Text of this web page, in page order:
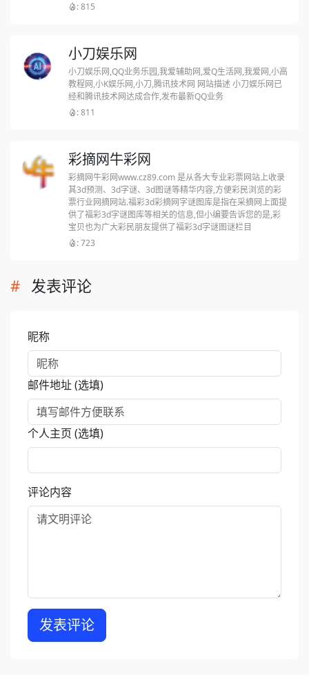
: 815
小刀娱乐网
小刀娱乐网,QQ业务乐园,我爱辅助网,爱Q生活网,我爱网,小高
教程网,小K娱乐网,小刀,腾讯技术网 网站描述 小刀娱乐网已
经和腾讯技术网达成合作,发布最新QQ业务
: 811
彩摘网牛彩网
彩摘网牛彩网www.cz89.com 是从各大专业彩票网站上收录
其3d预测、3d字谜、3d图谜等精华内容,方便彩民浏览的彩
票行业网摘网站.福彩3d彩摘网字谜图库是指在采摘网上面提
供了福彩3d字谜图库等相关的信息,但小编要告诉您的是,彩
宝贝也为广大彩民朋友提供了福彩3d字谜图谜栏目
: 723
发表评论
昵称
邮件地址 (选填)
个人主页 (选填)
评论内容
发表评论